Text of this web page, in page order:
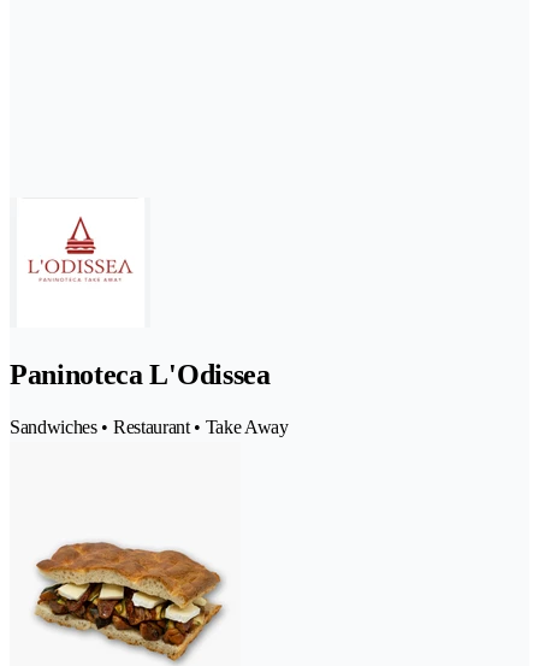
Paninoteca L'Odissea
Sandwiches • Restaurant • Take Away